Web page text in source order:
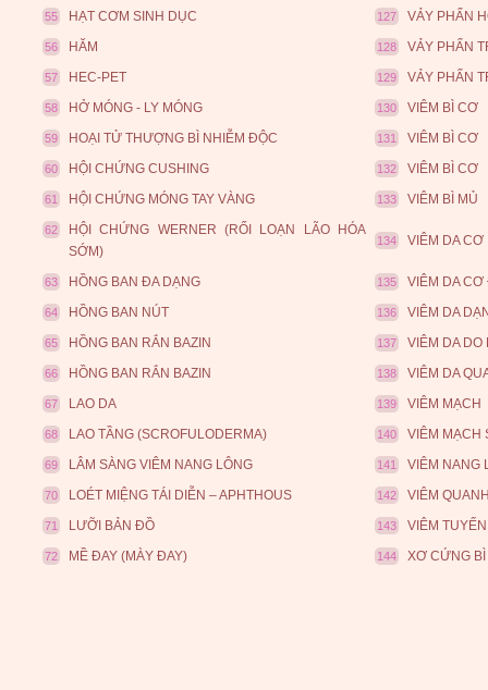
55 HẠT CƠM SINH DỤC 127 VẢY PHẤN
56 HĂM 128 VẢY PHẤN
57 HEC-PET 129 VẢY PHẤN
58 HỞ MÓNG - LY MÓNG 130 VIÊM BÌ CƠ
59 HOẠI TỬ THƯỢNG BÌ NHIỄM ĐỘC 131 VIÊM BÌ CƠ
60 HỘI CHỨNG CUSHING 132 VIÊM BÌ CƠ
61 HỘI CHỨNG MÓNG TAY VÀNG 133 VIÊM BÌ MỦ
62
HỘI CHỨNG WERNER (RỐI LOẠN LÃO HÓA
SỚM)
134 VIÊM DA CƠ
63 HỒNG BAN ĐA DẠNG 135 VIÊM DA
64 HỒNG BAN NÚT 136 VIÊM DA
65 HỒNG BAN RẮN BAZIN 137 VIÊM DA DO
66 HỒNG BAN RẮN BAZIN 138 VIÊM DA
67 LAO DA 139 VIÊM MẠCH
68 LAO TẦNG (SCROFULODERMA) 140 VIÊM MẠCH
69 LÂM SÀNG VIÊM NANG LÔNG 141 VIÊM NANG
70 LOÉT MIỆNG TÁI DIỄN – APHTHOUS 142 VIÊM
71 LƯỠI BẢN ĐỒ 143 VIÊM
72 MỀ ĐAY (MÀY ĐAY) 144 XƠ CỨNG